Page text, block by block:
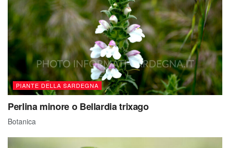
PIANTE DELLA SARDEGNA
Perlina minore o Bellardia trixago
Botanica